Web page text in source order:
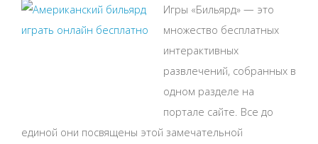
Игры «Бильярд» — это
множество бесплатных
интерактивных
развлечений, собранных в
одном разделе на
портале сайте. Все до
единой они посвящены этой замечательной